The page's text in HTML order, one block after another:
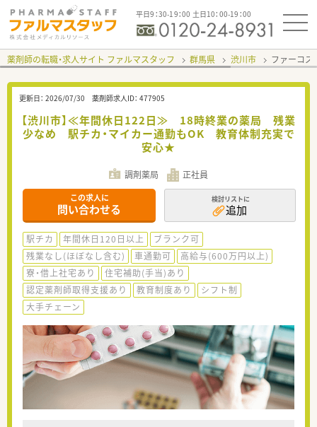
平日9：30-19：00 土日10：00-19：00
薬剤師の転職・求人サイト ファルマスタッフ 群馬県 渋川市 ファーコ
更新日： 2026/07/30 薬剤師求人ID： 477905
【渋川市】≪年間休日122日≫ 18時終業の薬局 残業
少なめ 駅チカ・マイカー通勤もOK 教育体制充実で
安心★
調剤薬局 正社員
この求人に
問い合わせる
検討リストに
追加
駅チカ 年間休日120日以上
ブランク可
残業なし(ほぼなし含む)
車通勤可
高給与(600万円以上)
寮・借上社宅あり
住宅補助(手当)あり
認定薬剤師取得支援あり
教育制度あり
シフト制
大手チェーン